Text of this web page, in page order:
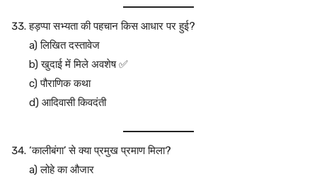
हड़प्पा सभ्यता की पहचान किस आधार पर हुई?
a) लिखित दस्तावेज
b) खुदाई में मिले अवशेष ✅
c) पौराणिक कथा
d) आदिवासी किवदंती
‘कालीबंगा’ से क्या प्रमुख प्रमाण मिला?
a) लोहे का औजार